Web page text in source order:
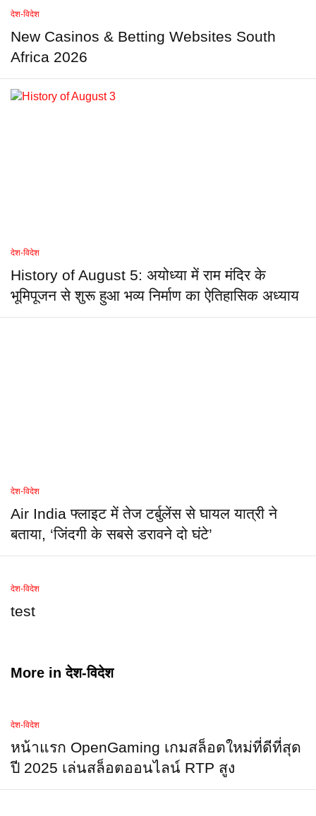
देश-विदेश
New Casinos & Betting Websites South
Africa 2026
देश-विदेश
History of August 5: अयोध्या में राम मंदिर के
भूमिपूजन से शुरू हुआ भव्य निर्माण का ऐतिहासिक अध्याय
देश-विदेश
Air India फ्लाइट में तेज टर्बुलेंस से घायल यात्री ने
बताया, ‘जिंदगी के सबसे डरावने दो घंटे’
देश-विदेश
test
More inदेश-विदेश
देश-विदेश
หน้าแรก OpenGaming เกมสล็อตใหม่ที่ดีที่สุด
ปี 2025 เล่นสล็อตออนไลน์ RTP สูง